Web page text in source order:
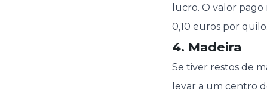
lucro. O valor
0,10 euros por quilo.
4. Madeira
Se tiver restos de
levar a um centro